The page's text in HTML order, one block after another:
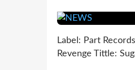
Label: Part
Revenge Tittle: